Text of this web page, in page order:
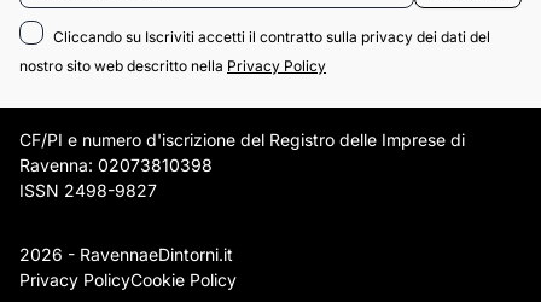
Cliccando su Iscriviti accetti il contratto sulla privacy dei dati del
nostro sito web descritto nella Privacy Policy
CF/PI e numero d'iscrizione del Registro delle Imprese di
Ravenna: 02073810398
ISSN 2498-9827
2026 - RavennaeDintorni.it
Privacy PolicyCookie Policy